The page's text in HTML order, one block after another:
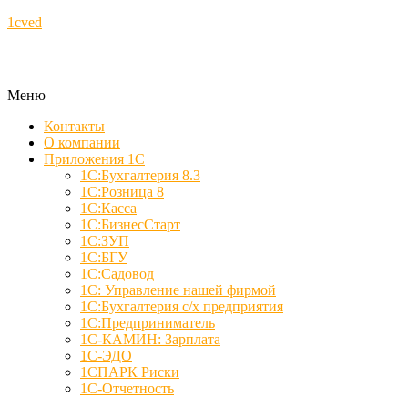
1cved
Меню
Контакты
О компании
Приложения 1С
1С:Бухгалтерия 8.3
1С:Розница 8
1С:Касса
1С:БизнесСтарт
1С:ЗУП
1С:БГУ
1С:Садовод
1С: Управление нашей фирмой
1С:Бухгалтерия с/х предприятия
1С:Предприниматель
1С-КАМИН: Зарплата
1С-ЭДО
1СПАРК Риски
1С-Отчетность